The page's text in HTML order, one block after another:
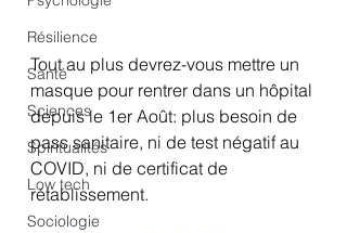
Résilience
Santé
Sciences
Spiritualités
Low tech
Sociologie
Tout au plus devrez-vous mettre un
masque pour rentrer dans un hôpital
depuis le 1er Août: plus besoin de
pass sanitaire, ni de test négatif au
COVID, ni de certificat de
rétablissement.